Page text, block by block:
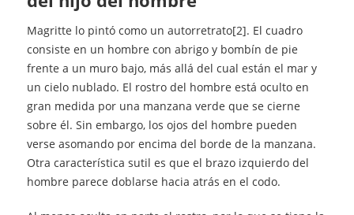
Magritte lo pintó como un autorretrato[2]. El cuadro
consiste en un hombre con abrigo y bombín de pie
frente a un muro bajo, más allá del cual están el mar y
un cielo nublado. El rostro del hombre está oculto en
gran medida por una manzana verde que se cierne
sobre él. Sin embargo, los ojos del hombre pueden
verse asomando por encima del borde de la manzana.
Otra característica sutil es que el brazo izquierdo del
hombre parece doblarse hacia atrás en el codo.